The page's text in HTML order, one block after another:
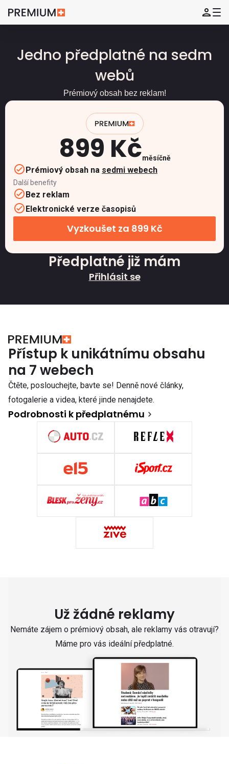
Jedno předplatné na sedm
webů
Prémiový obsah bez reklam!
899 Kčměsíčně
Prémiový obsah na sedmi webech
Další benefity
Bez reklam
Elektronické verze časopisů
Vyzkoušet za 899 Kč
Předplatné již mám
Přihlásit se
Přístup k unikátnímu obsahu
na 7 webech
Čtěte, poslouchejte, bavte se! Denně nové články,
fotogalerie a videa, které jinde nenajdete.
Podrobnosti k předplatnému
Už žádné reklamy
Nemáte zájem o prémiový obsah, ale reklamy vás otravují?
Máme pro vás ideální předplatné.